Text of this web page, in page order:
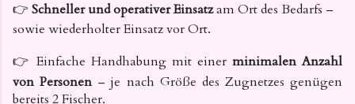
👉 Schneller und operativer Einsatzam Ort des Bedarfs –
sowie wiederholter Einsatz vor Ort.
👉 Einfache Handhabung mit einer minimalen Anzahl
von Personen– je nach Größe des Zugnetzes genügen
bereits 2 Fischer.